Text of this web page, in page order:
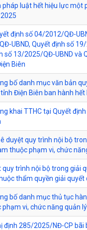
pháp luật hết hiệu lực một
định số 04/2012/QĐ-
UBND, Quyết định số
số 13/2025/QĐ-UBND và
Biên
bố danh mục văn bản
Điện Biên ban hành
khai TTHC tại Quyết
duyệt quy trình nội bộ
thuộc phạm vi, chức
quy trình nội bộ trong giải
thẩm quyền giải quyết
bố danh mục thủ tục
vi, chức năng quản
định 285/2025/NĐ-CP bãi